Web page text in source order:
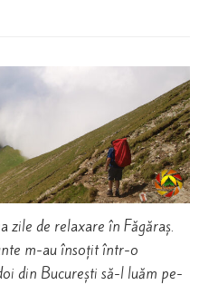
zile de relaxare în Făgăraș.
m-au însoțit într-o
din București să-l luăm pe-